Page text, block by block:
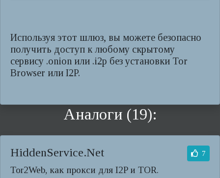
Используя этот шлюз, вы можете безопасно
получить доступ к любому скрытому
сервису .onion или .i2p без установки Tor
Browser или I2P.
Аналоги (19):
HiddenService.Net
Tor2Web, как прокси для I2P и TOR.
7